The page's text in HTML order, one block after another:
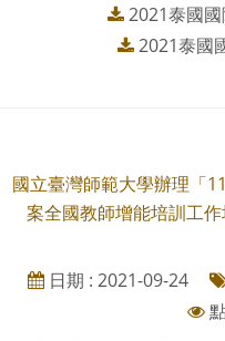
2021泰國
2021泰國
國立臺灣師範大學辦理「
案全國教師增能培訓工
日期 : 2021-09-24